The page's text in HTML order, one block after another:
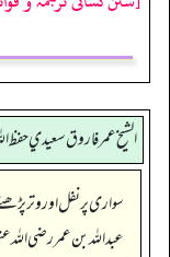
الشيخ عمر فاروق سعيدي حفظ
سواری پر نفل اور وتر
عبداللہ بن عمر رضی اللہ